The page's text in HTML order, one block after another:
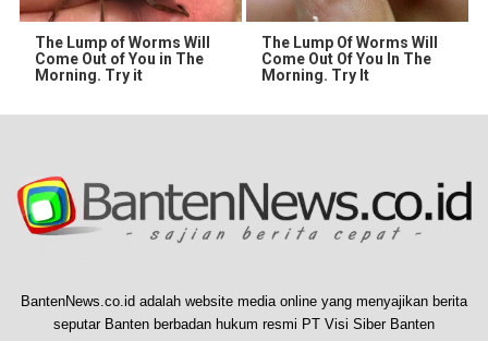
The Lump of Worms Will
Come Out of You in The
Morning. Try it
The Lump Of Worms Will
Come Out Of You In The
Morning. Try It
BantenNews.co.id adalah website media online yang menyajikan berita
seputar Banten berbadan hukum resmi PT Visi Siber Banten